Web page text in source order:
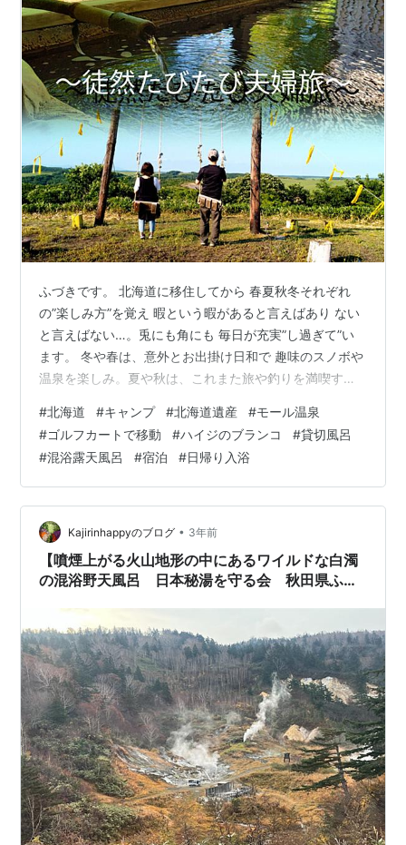
ふづきです。 北海道に移住してから 春夏秋冬それぞれ
の”楽しみ方”を覚え 暇という暇があると言えばあり ない
と言えばない…。兎にも角にも 毎日が充実”し過ぎて”い
ます。 冬や春は、意外とお出掛け日和で 趣味のスノボや
温泉を楽しみ。夏や秋は、これまた旅や釣りを満喫す
各々異なり 白銀の世界を今でも感動しながら たまのドカ
雪には四苦八苦… 人の温かさに助けられながら 満足の生
活を送らせて頂いています。遊んでばかりでは決してあ
りませんが…笑 ありがたいことですね♪ はじめに 道東の
道中 オーロラファームヴィレッジ 国道２７４号より 入
村手続き（受付）…
#北海道 #キャンプ #北海道遺産 #モール温泉
#ゴルフカートで移動 #ハイジのブランコ #貸切風呂
#混浴露天風呂 #宿泊 #日帰り入浴
Kajirinhappyのブログ • 3年前
【噴煙上がる火山地形の中にあるワイルドな白濁
の混浴野天風呂 日本秘湯を守る会 秋田県ふけ